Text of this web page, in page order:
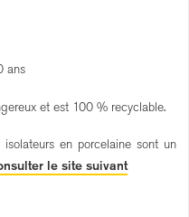
ans
et est 100 % recyclable.
en porcelaine sont un
le site suivant